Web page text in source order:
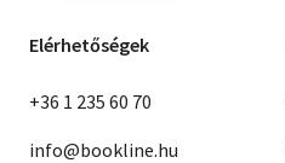
Elérhetőségek
+36 1 235 60 70
info@bookline.hu